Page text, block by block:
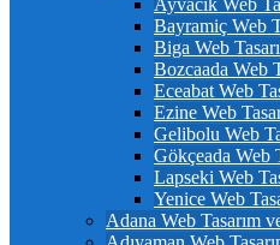
Ayvacık Web
Bayramiç Web
Biga Web
Bozcaada Web
Eceabat Web
Ezine Web
Gelibolu Web
Gökçeada Web
Lapseki Web
Yenice Web
Adana Web Tasarım